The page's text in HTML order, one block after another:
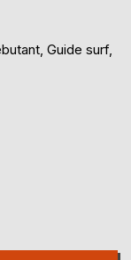
Guide surf,